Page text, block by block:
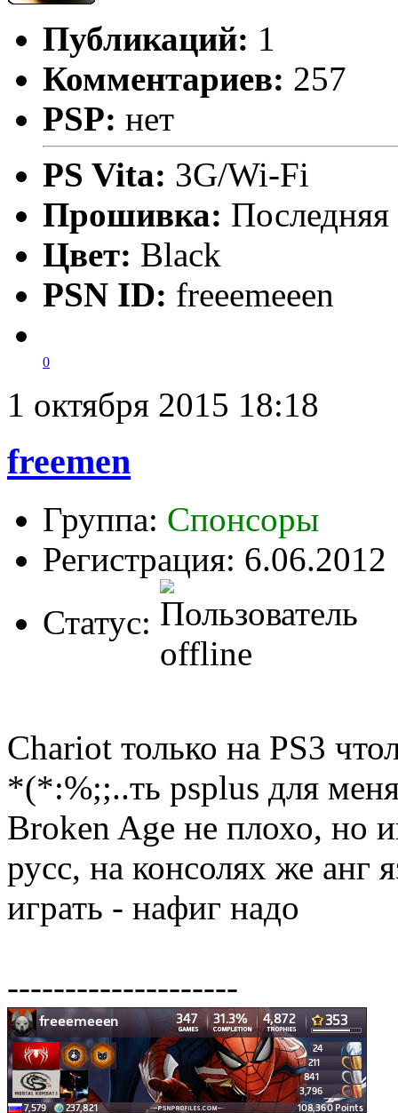
Публикаций: 1
Комментариев: 257
PSP: нет
PS Vita: 3G/Wi-Fi
Прошивка: Последняя
Цвет: Black
PSN ID: freeemeeen
0
1 октября 2015 18:18
freemen
Группа: Спонсоры
Регистрация: 6.06.2012
Статус:
Chariot только на PS3
*(*:%;;..ть psplus для
Broken Age не плохо, но
русс, на консолях же анг
играть - нафиг надо
--------------------